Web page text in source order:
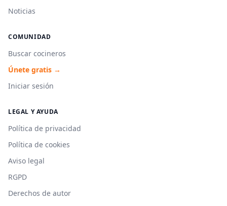
Noticias
COMUNIDAD
Buscar cocineros
Únete gratis →
Iniciar sesión
LEGAL Y AYUDA
Política de privacidad
Política de cookies
Aviso legal
RGPD
Derechos de autor